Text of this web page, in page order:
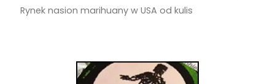
Rynek nasion marihuany w USA od kulis